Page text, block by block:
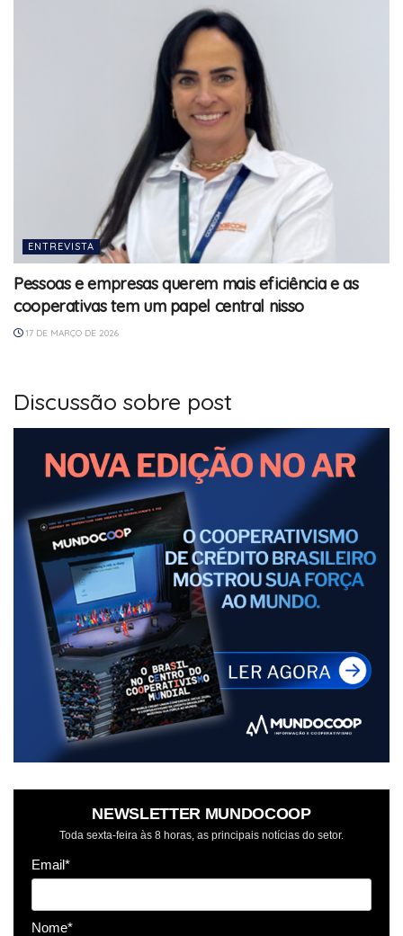
ENTREVISTA
Pessoas e empresas querem mais eficiência e as
cooperativas tem um papel central nisso
17 DE MARÇO DE 2026
Discussão sobre post
NEWSLETTER MUNDOCOOP
Toda sexta-feira às 8 horas, as principais notícias do setor.
Email*
Nome*